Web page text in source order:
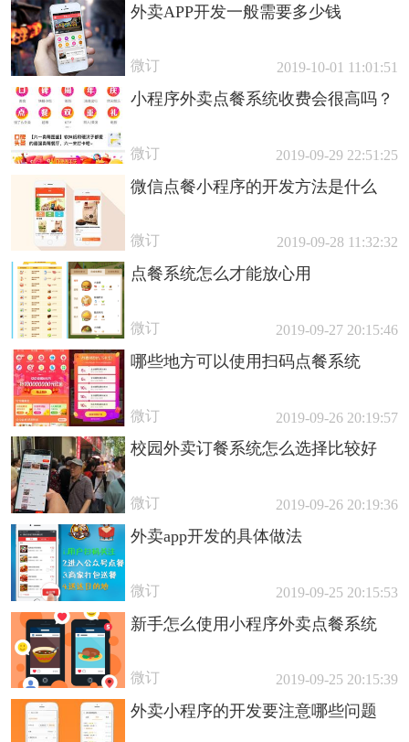
外卖APP开发一般需要多少钱
微订 2019-10-01 11:01:51
小程序外卖点餐系统收费会很高吗？
微订 2019-09-29 22:51:25
微信点餐小程序的开发方法是什么
微订 2019-09-28 11:32:32
点餐系统怎么才能放心用
微订 2019-09-27 20:15:46
哪些地方可以使用扫码点餐系统
微订 2019-09-26 20:19:57
校园外卖订餐系统怎么选择比较好
微订 2019-09-26 20:19:36
外卖app开发的具体做法
微订 2019-09-25 20:15:53
新手怎么使用小程序外卖点餐系统
微订 2019-09-25 20:15:39
外卖小程序的开发要注意哪些问题